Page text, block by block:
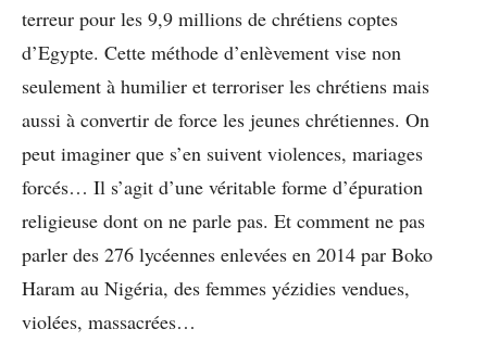
terreur pour les 9,9 millions de chrétiens coptes
d’Egypte. Cette méthode d’enlèvement vise non
seulement à humilier et terroriser les chrétiens mais
aussi à convertir de force les jeunes chrétiennes. On
peut imaginer que s’en suivent violences, mariages
forcés… Il s’agit d’une véritable forme d’épuration
religieuse dont on ne parle pas. Et comment ne pas
parler des 276 lycéennes enlevées en 2014 par Boko
Haram au Nigéria, des femmes yézidies vendues,
violées, massacrées…